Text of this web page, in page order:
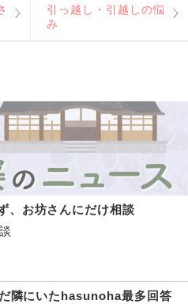
引っ越し・引越しの悩
み
、お坊さんにだけ相談
隣にいたhasunoha最多回答